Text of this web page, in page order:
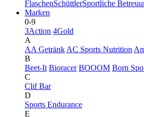
FlaschenSchüttlerSportliche
Marken
0-9
3Action 4Gold
A
AA Getränk AC Sports Nutrition
B
Beet-It Bioracer BOOOM Born
C
Clif Bar
D
Sports Endurance
E